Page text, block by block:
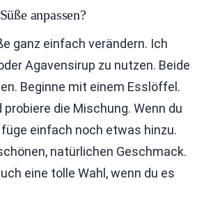
anpassen?
ganz einfach verändern. Ich
Agavensirup zu nutzen. Beide
Beginne mit einem Esslöffel.
probiere die Mischung. Wenn du
einfach noch etwas hinzu.
natürlichen Geschmack.
eine tolle Wahl, wenn du es